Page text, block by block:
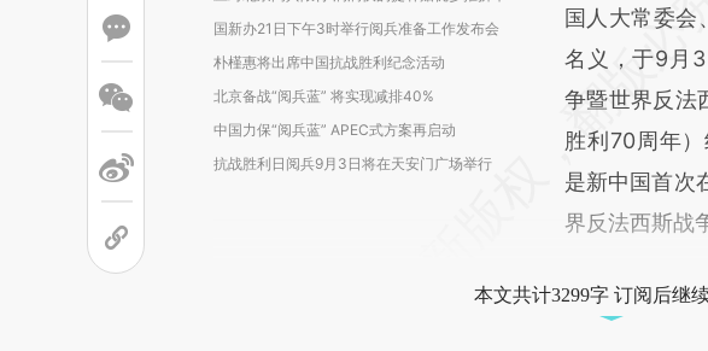
国新办21日下午3时举行阅兵准备工作发布会
朴槿惠将出席中国抗战胜利纪念活动
北京备战“阅兵蓝” 将实现减排40%
中国力保“阅兵蓝” APEC式方案再启动
抗战胜利日阅兵9月3日将在天安门广场举行
国人大常委会
名义，于9月
争暨世界反法
胜利70周年
是新中国首次
界反法西斯战
本文共计3299字 订阅后继